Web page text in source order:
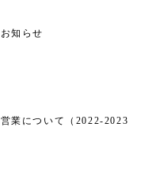
知らせ
業について（2022-2023